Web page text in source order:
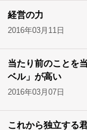
経営の力
2016年03月11日
当たり前のことを
ベル」が高い
2016年03月07日
これから独立する